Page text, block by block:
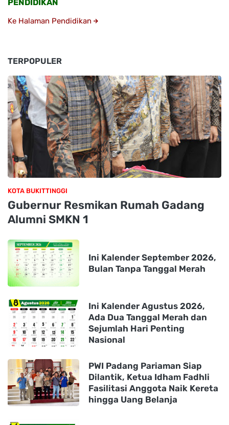
PENDIDIKAN
Ke Halaman Pendidikan
TERPOPULER
KOTA BUKITTINGGI
Gubernur Resmikan Rumah Gadang
Alumni SMKN 1
Ini Kalender September 2026,
Bulan Tanpa Tanggal Merah
Ini Kalender Agustus 2026,
Ada Dua Tanggal Merah dan
Sejumlah Hari Penting
Nasional
PWI Padang Pariaman Siap
Dilantik, Ketua Idham Fadhli
Fasilitasi Anggota Naik Kereta
hingga Uang Belanja